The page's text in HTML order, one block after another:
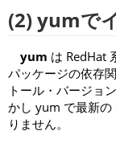
(2) yumで
yum は RedHat
パッケージの依存
トール・バージョ
かし yum で最新の
りません。